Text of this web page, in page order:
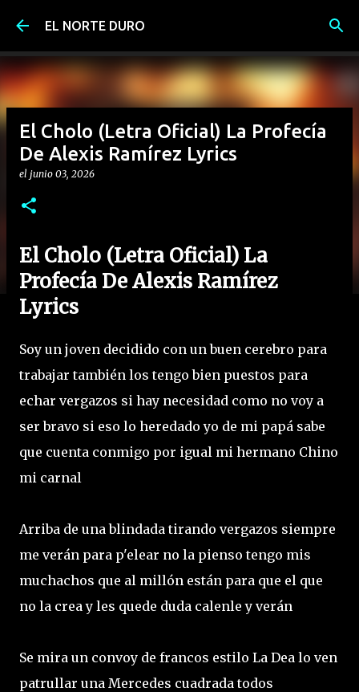
Ir al contenido principal
EL NORTE DURO
El Cholo (Letra Oficial) La Profecía
De Alexis Ramírez Lyrics
el junio 03, 2026
El Cholo (Letra Oficial) La
Profecía De Alexis Ramírez
Lyrics
Soy un joven decidido con un buen cerebro para
trabajar también los tengo bien puestos para
echar vergazos si hay necesidad como no voy a
ser bravo si eso lo heredado yo de mi papá sabe
que cuenta conmigo por igual mi hermano Chino
mi carnal
Arriba de una blindada tirando vergazos siempre
me verán para p'elear no la pienso tengo mis
muchachos que al millón están para que el que
no la crea y les quede duda calenle y verán
Se mira un convoy de francos estilo La Dea lo ven
patrullar una Mercedes cuadrada todos